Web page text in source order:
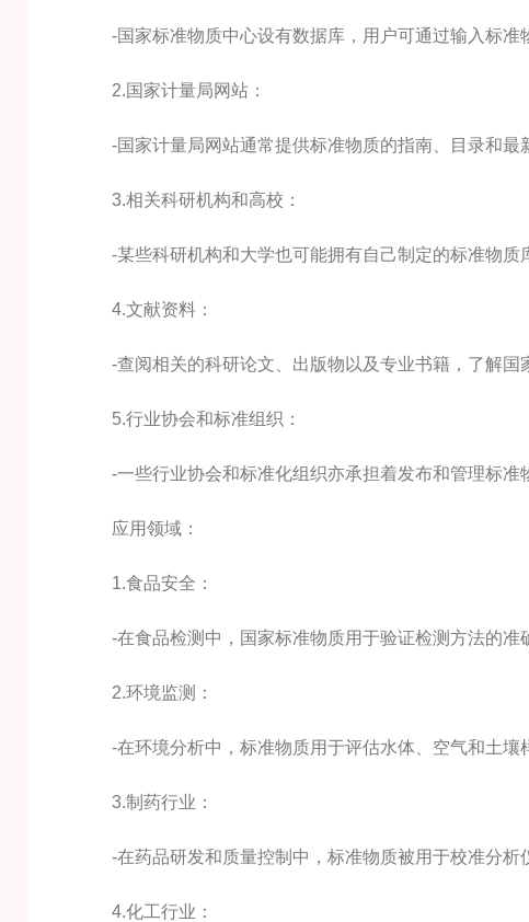
-国家标准物质中心设有数据库，用户可通过输入标准
2.国家计量局网站：
-国家计量局网站通常提供标准物质的指南、目录和最
3.相关科研机构和高校：
-某些科研机构和大学也可能拥有自己制定的标准物质
4.文献资料：
-查阅相关的科研论文、出版物以及专业书籍，了解国
5.行业协会和标准组织：
-一些行业协会和标准化组织亦承担着发布和管理标准
应用领域：
1.食品安全：
-在食品检测中，国家标准物质用于验证检测方法的准
2.环境监测：
-在环境分析中，标准物质用于评估水体、空气和土壤
3.制药行业：
-在药品研发和质量控制中，标准物质被用于校准分析
4.化工行业：